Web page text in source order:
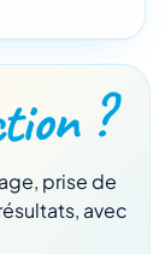
?
prise de
avec